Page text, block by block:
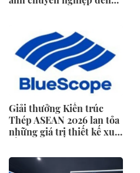
Giải thưởng Kiến trúc
Thép ASEAN 2026 lan tỏa
những giá trị thiết kế xuất